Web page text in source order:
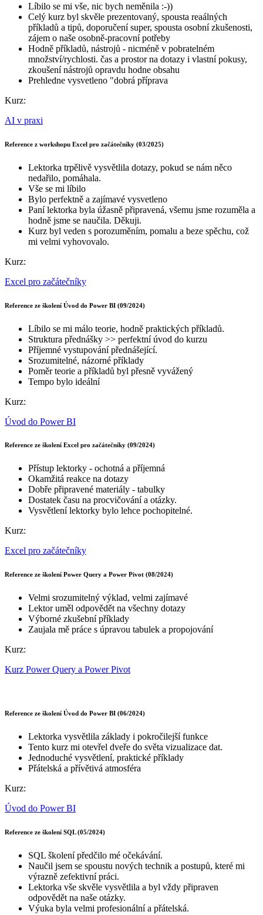
Líbilo se mi vše, nic bych neměnila :-))
Celý kurz byl skvěle prezentovaný, spousta reaálných
příkladů a tipů, doporučení super, spousta osobní zkušenosti,
zájem o naše osobně-pracovní potřeby
Hodně příkladů, nástrojů - nicméně v pobratelném
množství/rychlosti. čas a prostor na dotazy i vlastní pokusy,
zkoušení nástrojů opravdu hodne obsahu
Prehledne vysvetleno "dobrá příprava
Kurz:
AI v praxi
Reference z workshopu Excel pro začátečníky (03/2025)
Lektorka trpělivě vysvětlila dotazy, pokud se nám něco
nedařilo, pomáhala.
Vše se mi líbilo
Bylo perfektně a zajímavé vysvetleno
Paní lektorka byla úžasně připravená, všemu jsme rozuměla a
hodně jsme se naučila. Děkuji.
Kurz byl veden s porozuměním, pomalu a beze spěchu, což
mi velmi vyhovovalo.
Kurz:
Excel pro začátečníky
Reference ze školení Úvod do Power BI (09/2024)
Líbilo se mi málo teorie, hodně praktických příkladů.
Struktura přednášky >> perfektní úvod do kurzu
Příjemné vystupování přednášející.
Srozumitelné, názorné příklady
Poměr teorie a příkladů byl přesně vyvážený
Tempo bylo ideální
Kurz:
Úvod do Power BI
Reference ze školení Excel pro začátečníky (09/2024)
Přístup lektorky - ochotná a příjemná
Okamžitá reakce na dotazy
Dobře připravené materiály - tabulky
Dostatek času na procvičování a otázky.
Vysvětlení lektorky bylo lehce pochopitelné.
Kurz:
Excel pro začátečníky
Reference ze školení Power Query a Power Pivot (08/2024)
Velmi srozumitelný výklad, velmi zajímavé
Lektor uměl odpovědět na všechny dotazy
Výborné zkušební příklady
Zaujala mě práce s úpravou tabulek a propojování
Kurz:
Kurz Power Query a Power Pivot
Reference ze školení Úvod do Power BI (06/2024)
Lektorka vysvětlila základy i pokročilejší funkce
Tento kurz mi otevřel dveře do světa vizualizace dat.
Jednoduché vysvětlení, praktické příklady
Přátelská a přívětivá atmosféra
Kurz:
Úvod do Power BI
Reference ze školení SQL (05/2024)
SQL školení předčilo mé očekávání.
Naučil jsem se spoustu nových technik a postupů, které mi
výrazně zefektivní práci.
Lektorka vše skvěle vysvětlila a byl vždy připraven
odpovědět na naše otázky.
Výuka byla velmi profesionální a přátelská.